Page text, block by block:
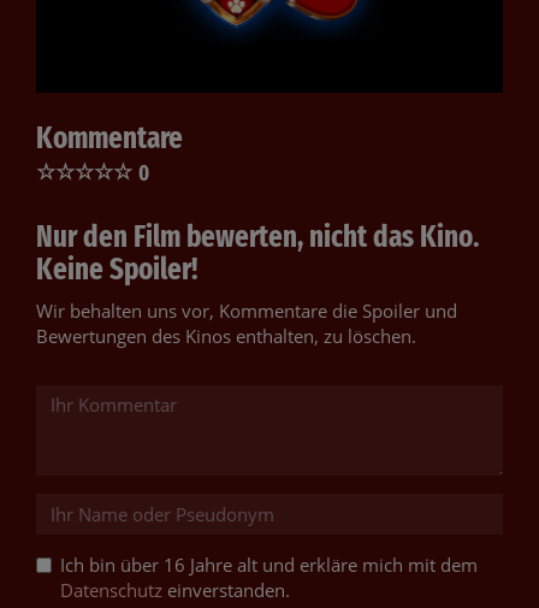
Kommentare
☆☆☆☆☆ 0
Nur den Film bewerten, nicht das Kino.
Keine Spoiler!
Wir behalten uns vor, Kommentare die Spoiler und
Bewertungen des Kinos enthalten, zu löschen.
Ich bin über 16 Jahre alt und erkläre mich mit dem
Datenschutz einverstanden.